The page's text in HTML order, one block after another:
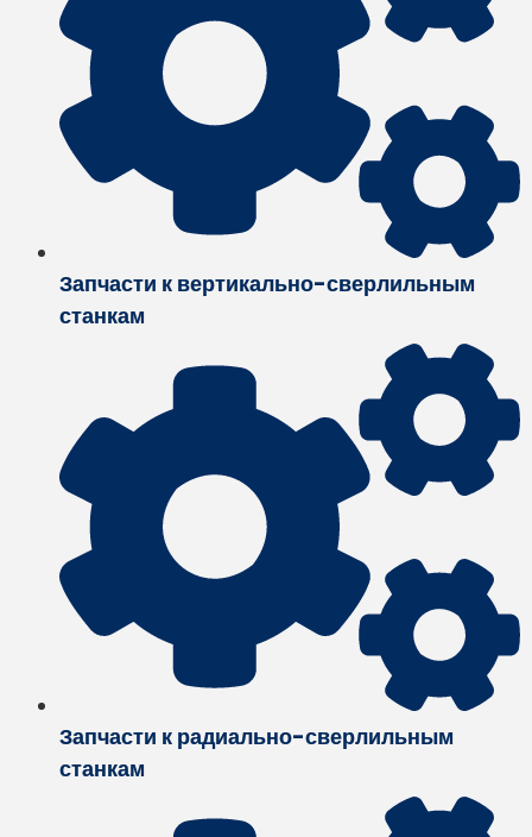
Запчасти к вертикально-сверлильным
станкам
Запчасти к радиально-сверлильным
станкам